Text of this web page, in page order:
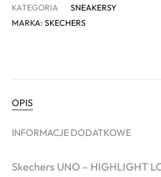
KATEGORIA
SNEAKERSY
MARKA: SKECHERS
OPIS
INFORMACJE DODATKOWE
Skechers UNO – HIGHLIGHT